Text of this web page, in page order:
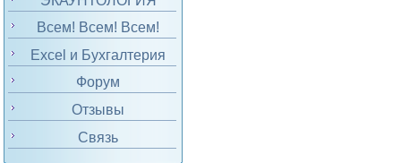
Всем! Всем! Всем!
Excel и Бухгалтерия
Форум
Отзывы
Связь